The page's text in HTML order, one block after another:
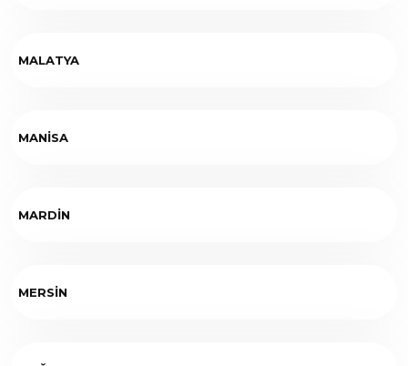
MALATYA
MANİSA
MARDİN
MERSİN